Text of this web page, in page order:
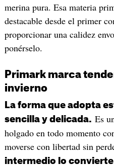
merina pura. Esa materia
destacable desde el primer
proporcionar una calidez
ponérselo.
Primark marca
invierno
La forma que adopta
sencilla y delicada. Es
holgado en todo momento
moverse con libertad sin
intermedio lo